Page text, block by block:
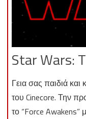
Star Wars:
Γεια σας παιδιά
του Cinecore. Την
το “Force Awakens”